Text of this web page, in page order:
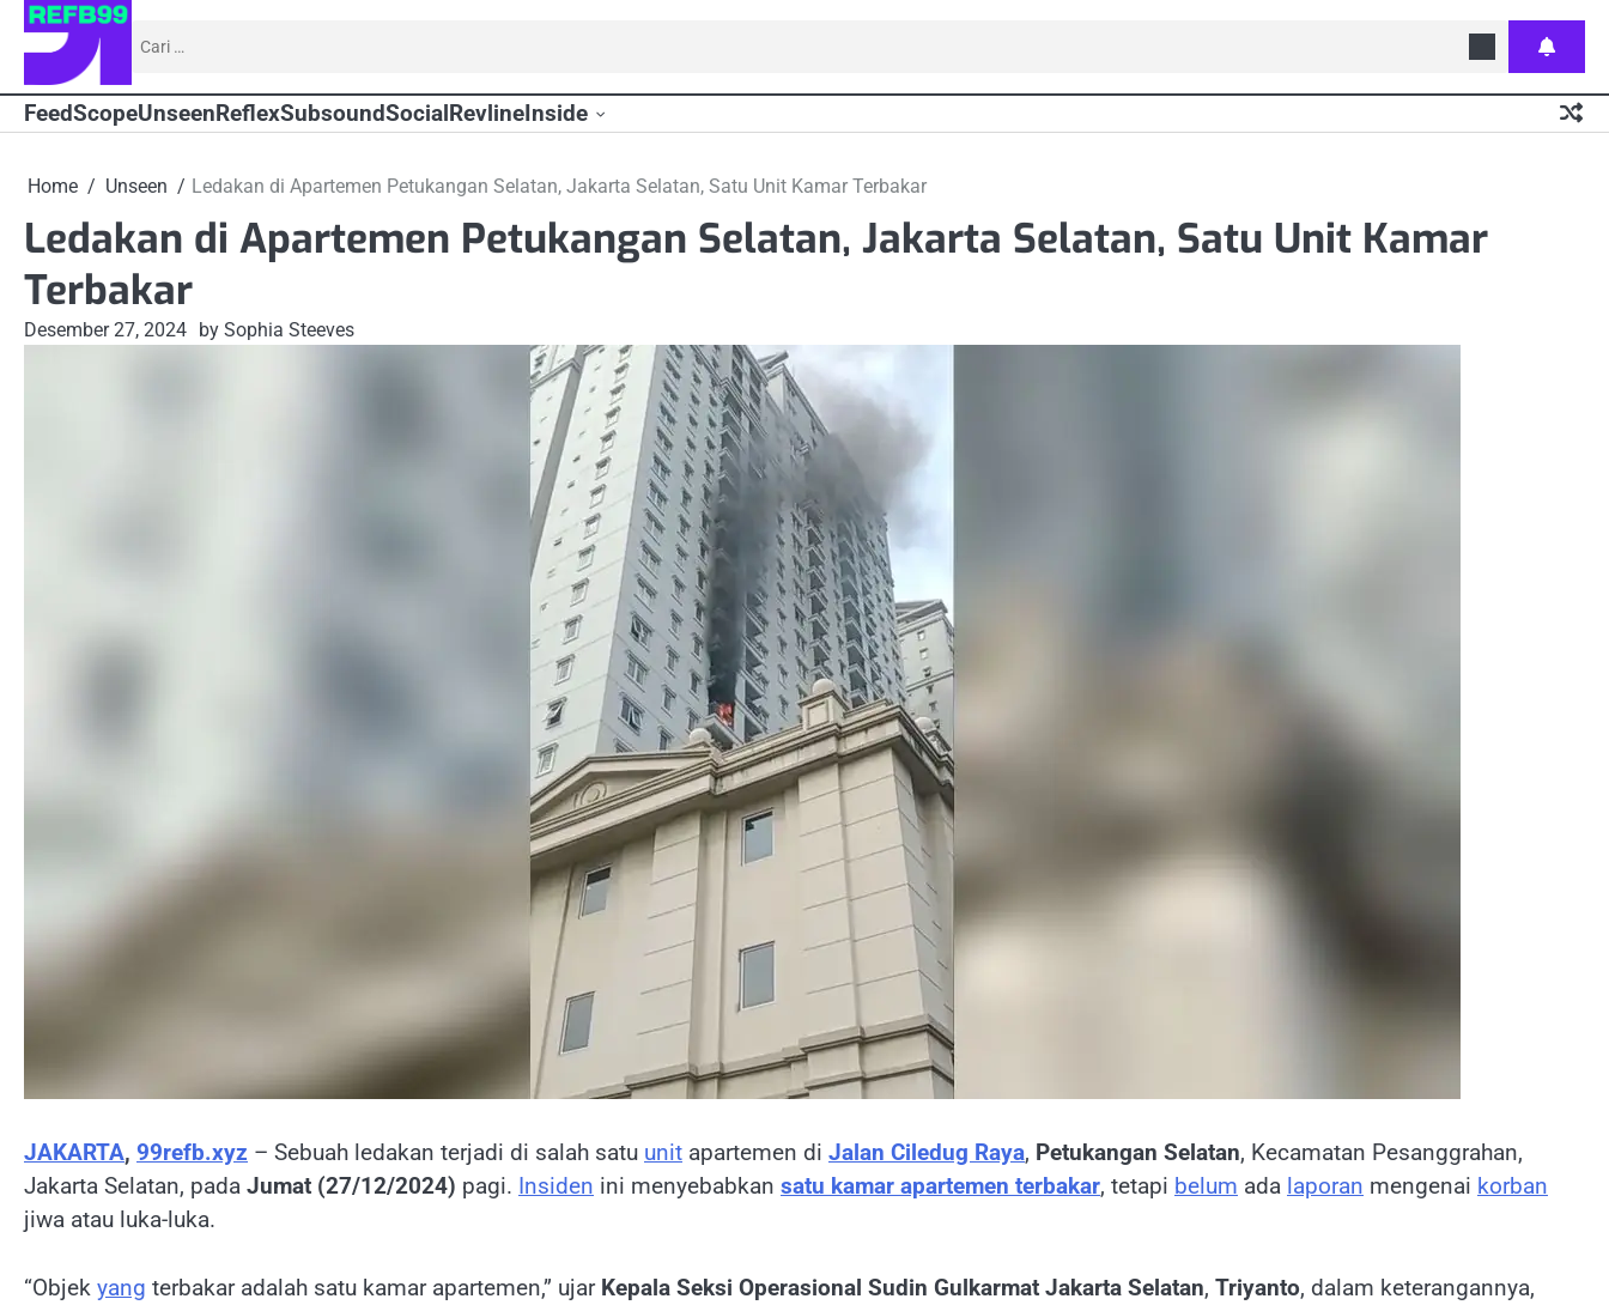
Skip
Cari
FeedScopeUnseenReflexSubsoundSocialRevlineInside
Home Unseen Ledakan di Apartemen Petukangan Selatan, Jakarta Selatan, Satu Unit Kamar Terbakar
Ledakan di Apartemen Petukangan Selatan, Jakarta Selatan, Satu Unit Kamar
Terbakar
Desember 27, 2024 by Sophia Steeves
JAKARTA, 99refb.xyz – Sebuah ledakan terjadi di salah satu unit apartemen di Jalan Ciledug Raya, Petukangan Selatan, Kecamatan Pesanggrahan,
Jakarta Selatan, pada Jumat (27/12/2024) pagi. Insiden ini menyebabkan satu kamar apartemen terbakar, tetapi belum ada laporan mengenai korban
jiwa atau luka-luka.
“Objek yang terbakar adalah satu kamar apartemen,” ujar Kepala Seksi Operasional Sudin Gulkarmat Jakarta Selatan, Triyanto, dalam keterangannya,